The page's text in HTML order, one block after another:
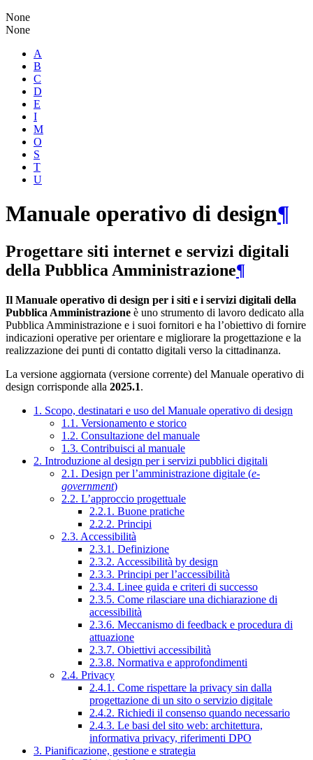
None
None
A
B
C
D
E
I
M
O
S
T
U
Manuale operativo di design¶
Progettare siti internet e servizi digitali
della Pubblica Amministrazione¶
Il Manuale operativo di design per i siti e i servizi digitali della
Pubblica Amministrazione è uno strumento di lavoro dedicato alla
Pubblica Amministrazione e i suoi fornitori e ha l’obiettivo di fornire
indicazioni operative per orientare e migliorare la progettazione e la
realizzazione dei punti di contatto digitali verso la cittadinanza.
La versione aggiornata (versione corrente) del Manuale operativo di
design corrisponde alla 2025.1.
1. Scopo, destinatari e uso del Manuale operativo di design
1.1. Versionamento e storico
1.2. Consultazione del manuale
1.3. Contribuisci al manuale
2. Introduzione al design per i servizi pubblici digitali
2.1. Design per l’amministrazione digitale (e-
government)
2.2. L’approccio progettuale
2.2.1. Buone pratiche
2.2.2. Principi
2.3. Accessibilità
2.3.1. Definizione
2.3.2. Accessibilità by design
2.3.3. Principi per l’accessibilità
2.3.4. Linee guida e criteri di successo
2.3.5. Come rilasciare una dichiarazione di
accessibilità
2.3.6. Meccanismo di feedback e procedura di
attuazione
2.3.7. Obiettivi accessibilità
2.3.8. Normativa e approfondimenti
2.4. Privacy
2.4.1. Come rispettare la privacy sin dalla
progettazione di un sito o servizio digitale
2.4.2. Richiedi il consenso quando necessario
2.4.3. Le basi del sito web: architettura,
informativa privacy, riferimenti DPO
3. Pianificazione, gestione e strategia